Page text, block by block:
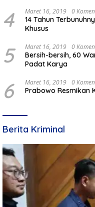
4 Maret 16, 2019 0
14 Tahun
Khusus
5 Maret 16, 2019 0
Bersih-bersih, 60
Padat Karya
6 Maret 16, 2019 0
Prabowo Resmikan
Berita Kriminal